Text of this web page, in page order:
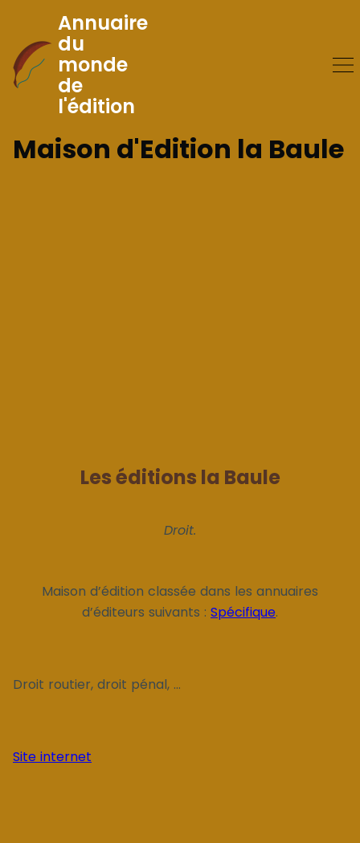
Skip
to
Content
Annuaire
du
monde
de
l'édition
Maison d'Edition la Baule
Les éditions la Baule
Droit.
Maison d’édition classée dans les annuaires
d’éditeurs suivants : Spécifique.
Droit routier, droit pénal, ...
Site internet